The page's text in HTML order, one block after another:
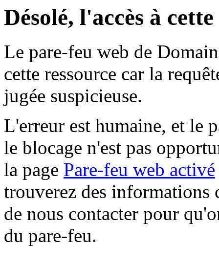
Désolé, l'accès à
Le pare-feu web de
cette ressource car la
jugée suspicieuse.
L'erreur est humaine, et le
le blocage n'est pas
la page Pare-feu web activé
trouverez des informations
de nous contacter pour
du pare-feu.